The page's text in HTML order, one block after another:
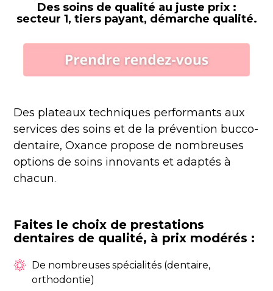
Des soins de qualité au juste prix :
secteur 1, tiers payant, démarche qualité.
Des plateaux techniques performants aux
services des soins et de la prévention bucco-
dentaire, Oxance propose de nombreuses
options de soins innovants et adaptés à
chacun.
Faites le choix de prestations
dentaires de qualité, à prix modérés :
De nombreuses spécialités (dentaire,
orthodontie)